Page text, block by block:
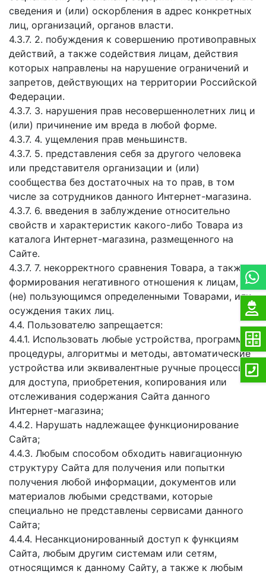
сведения и (или) оскорбления в адрес конкретных
лиц, организаций, органов власти.
4.3.7. 2. побуждения к совершению противоправных
действий, а также содействия лицам, действия
которых направлены на нарушение ограничений и
запретов, действующих на территории Российской
Федерации.
4.3.7. 3. нарушения прав несовершеннолетних лиц и
(или) причинение им вреда в любой форме.
4.3.7. 4. ущемления прав меньшинств.
4.3.7. 5. представления себя за другого человека
или представителя организации и (или)
сообщества без достаточных на то прав, в том
числе за сотрудников данного Интернет-магазина.
4.3.7. 6. введения в заблуждение относительно
свойств и характеристик какого-либо Товара из
каталога Интернет-магазина, размещенного на
Сайте.
4.3.7. 7. некорректного сравнения Товара, а также
формирования негативного отношения к лицам,
(не) пользующимся определенными Товарами, или
осуждения таких лиц.
4.4. Пользователю запрещается:
4.4.1. Использовать любые устройства, программы,
процедуры, алгоритмы и методы, автоматические
устройства или эквивалентные ручные процессы
для доступа, приобретения, копирования или
отслеживания содержания Сайта данного
Интернет-магазина;
4.4.2. Нарушать надлежащее функционирование
Сайта;
4.4.3. Любым способом обходить навигационную
структуру Сайта для получения или попытки
получения любой информации, документов или
материалов любыми средствами, которые
специально не представлены сервисами данного
Сайта;
4.4.4. Несанкционированный доступ к функциям
Сайта, любым другим системам или сетям,
относящимся к данному Сайту, а также к любым